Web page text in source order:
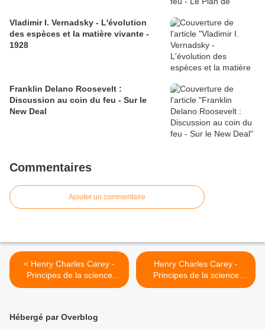
Vladimir I. Vernadsky - L'évolution
des espèces et la matière vivante -
1928
Franklin Delano Roosevelt :
Discussion au coin du feu - Sur le
New Deal
Commentaires
Ajouter un commentaire
< Henry Charles Carey -
Principes de la science
sociale - Tome I - Chapitre
Henry Charles Carey -
Principes de la science
sociale - Tome I - Chapitre
Hébergé par Overblog